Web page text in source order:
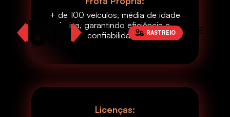
RASTREIO
+ de 100 veículos, média de idade
baixa, garantindo eficiência e
confiabilidade.
Licenças: